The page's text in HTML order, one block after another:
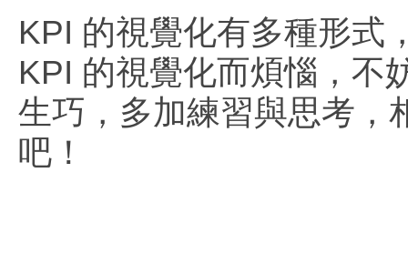
KPI 的視覺化有多種形式
KPI 的視覺化而煩惱，不
生巧，多加練習與思考，
吧！